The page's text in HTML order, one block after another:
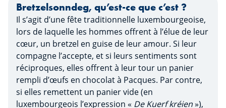
Bretzelsonndeg, qu’est-ce que c’est ?
Il s’agit d’une fête traditionnelle luxembourgeoise,
lors de laquelle les hommes offrent à l’élue de leur
cœur, un bretzel en guise de leur amour. Si leur
compagne l’accepte, et si leurs sentiments sont
réciproques, elles offrent à leur tour un panier
rempli d’œufs en chocolat à Pacques. Par contre,
si elles remettent un panier vide (en
luxembourgeois l’expression « De Kuerf kréien»),